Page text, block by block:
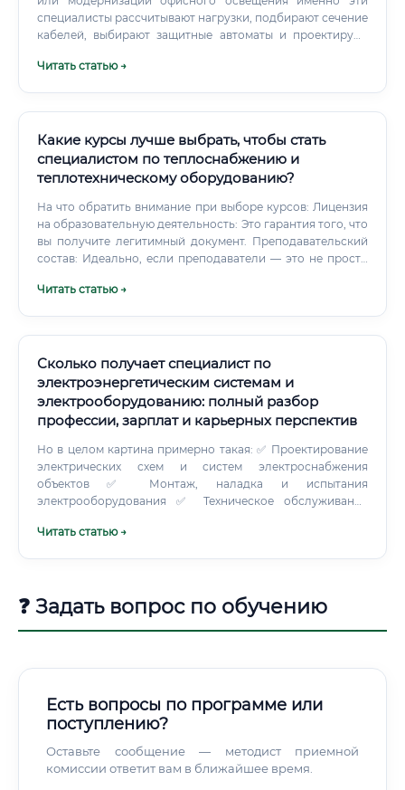
требуя предварительного опыта.
специалисты рассчитывают нагрузки, подбирают сечение
кабелей, выбирают защитные автоматы и проектируют
наступает этап физической реализации: прокладка
следят за состоянием оборудования, проводят планово-
предупредительные ремонты (ППР), выполняют замеры
параметров сети (напряжение, ток, сопротивление
изоляции), чтобы предотвратить аварию до ее
возникновения.
Читать статью →
Какие курсы лучше выбрать, чтобы стать
специалистом по теплоснабжению и
теплотехническому оборудованию?
На что обратить внимание при выборе курсов: Лицензия
на образовательную деятельность: Это гарантия того, что
вы получите легитимный документ. Преподавательский
состав: Идеально, если преподаватели — это не просто
Читать статью →
Сколько получает специалист по
электроэнергетическим системам и
электрооборудованию: полный разбор
профессии, зарплат и карьерных перспектив
Но в целом картина примерно такая: ✅ Проектирование
электрических схем и систем электроснабжения
объектов ✅ Монтаж, наладка и испытания
электрооборудования ✅ Техническое обслуживание
Проведение плановых и внеплановых ремонтов ✅
✅ Взаимодействие с энергоснабжающими
предприятии специалист может начинать день с обхода
согласование с подрядчиком графика ремонта.
Читать статью →
❓ Задать вопрос по обучению
Есть вопросы по программе или
поступлению?
Оставьте сообщение — методист приемной
комиссии ответит вам в ближайшее время.